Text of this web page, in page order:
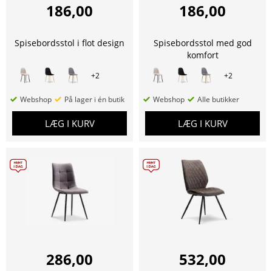
186,00
Spisebordsstol i flot design
+2
Webshop På lager i én butik
LÆG I KURV
186,00
Spisebordsstol med god
komfort
+2
Webshop Alle butikker
LÆG I KURV
286,00 532,00